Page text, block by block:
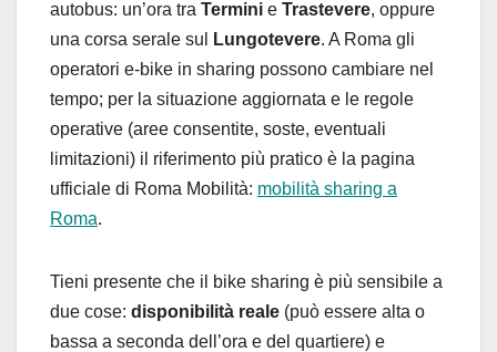
autobus: un’ora tra Termini e Trastevere, oppure
una corsa serale sul
Lungotevere. A Roma gli
operatori e-bike in sharing possono cambiare nel
tempo; per la situazione aggiornata e le regole
operative (aree consentite, soste, eventuali
limitazioni) il riferimento più pratico è la pagina
ufficiale di Roma Mobilità: mobilità sharing a
Roma.
Tieni presente che il bike sharing è più sensibile a
due cose: disponibilità reale (può essere alta o
bassa a seconda dell’ora e del quartiere) e